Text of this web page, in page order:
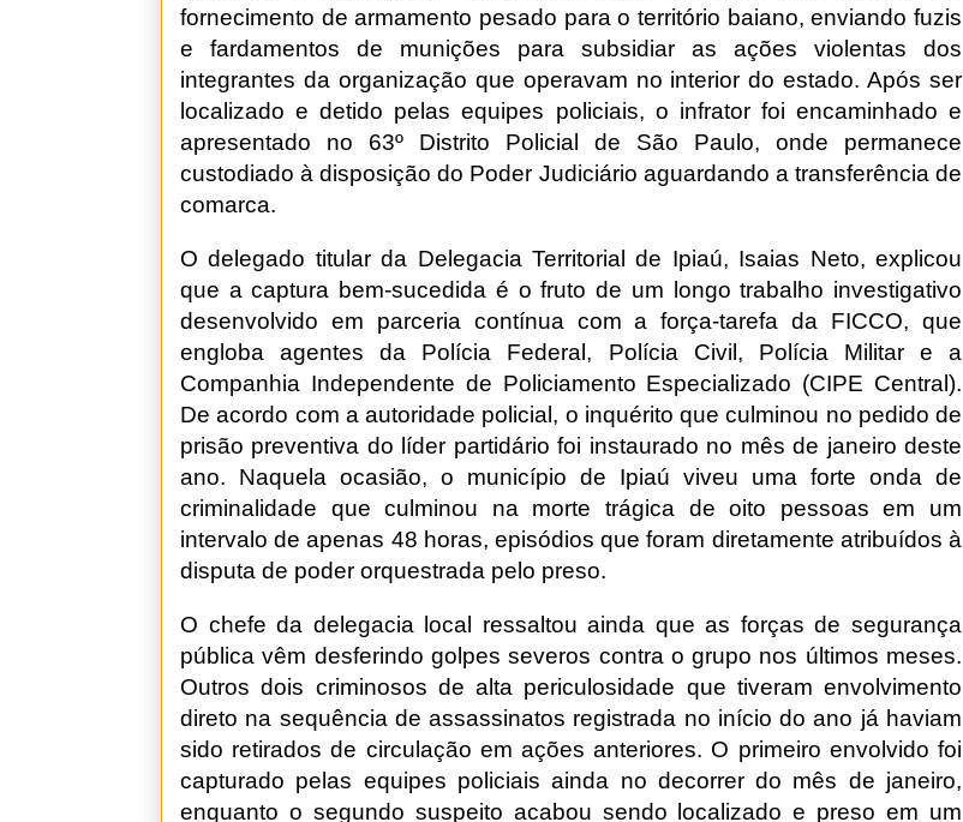
fornecimento de armamento pesado para o território baiano, enviando fuzis
e fardamentos de munições para subsidiar as ações violentas dos
integrantes da organização que operavam no interior do estado. Após ser
localizado e detido pelas equipes policiais, o infrator foi encaminhado e
apresentado no 63º Distrito Policial de São Paulo, onde permanece
custodiado à disposição do Poder Judiciário aguardando a transferência de
comarca.
O delegado titular da Delegacia Territorial de Ipiaú, Isaias Neto, explicou
que a captura bem-sucedida é o fruto de um longo trabalho investigativo
desenvolvido em parceria contínua com a força-tarefa da FICCO, que
engloba agentes da Polícia Federal, Polícia Civil, Polícia Militar e a
Companhia Independente de Policiamento Especializado (CIPE Central).
De acordo com a autoridade policial, o inquérito que culminou no pedido de
prisão preventiva do líder partidário foi instaurado no mês de janeiro deste
ano. Naquela ocasião, o município de Ipiaú viveu uma forte onda de
criminalidade que culminou na morte trágica de oito pessoas em um
intervalo de apenas 48 horas, episódios que foram diretamente atribuídos à
disputa de poder orquestrada pelo preso.
O chefe da delegacia local ressaltou ainda que as forças de segurança
pública vêm desferindo golpes severos contra o grupo nos últimos meses.
Outros dois criminosos de alta periculosidade que tiveram envolvimento
direto na sequência de assassinatos registrada no início do ano já haviam
sido retirados de circulação em ações anteriores. O primeiro envolvido foi
capturado pelas equipes policiais ainda no decorrer do mês de janeiro,
enquanto o segundo suspeito acabou sendo localizado e preso em um